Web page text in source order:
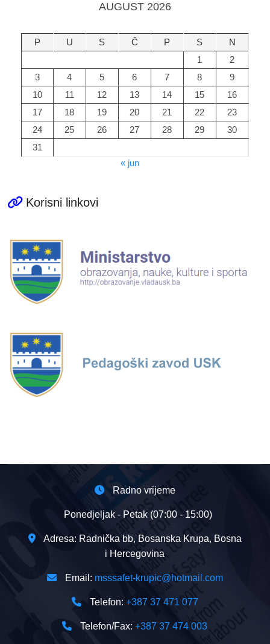
AUGUST 2026
P U S Č P S
N
1
2
3
4 5 6 7 8
9
10
11 12 13 14 15
16
17
18 19 20 21 22
23
24
25 26 27 28 29
30
31
« jun
Korisni linkovi
Radno vrijeme
Ponedjeljak - Petak (07:00 - 15:00)
Adresa: Radnička bb, Bosanska Krupa, Bosna
i Hercegovina
Email: msssafet-krupic@hotmail.com
Telefon: +387 37 471 077
Telefon/Fax:+387 37 474 003